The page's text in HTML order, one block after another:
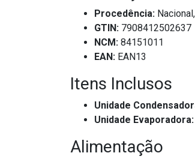
Procedência:
GTIN: 7908412502637
NCM: 84151011
EAN: EAN13
Itens Inclusos
Unidade
Unidade Evaporadora:
Alimentação